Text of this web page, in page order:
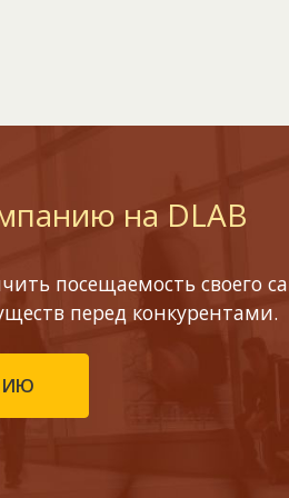
на DLAB
посещаемость своего
перед конкурентами.